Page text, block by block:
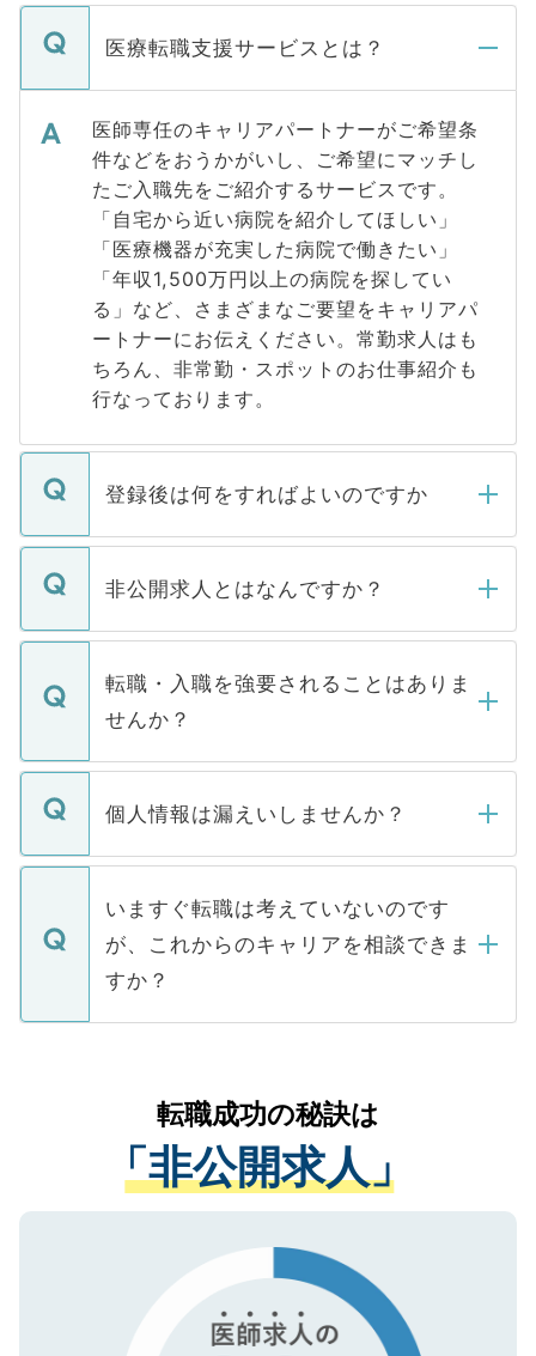
医療転職支援サービスとは？
医師専任のキャリアパートナーがご希望条
件などをおうかがいし、ご希望にマッチし
たご入職先をご紹介するサービスです。
「自宅から近い病院を紹介してほしい」
「医療機器が充実した病院で働きたい」
「年収1,500万円以上の病院を探してい
る」など、さまざまなご要望をキャリアパ
ートナーにお伝えください。常勤求人はも
ちろん、非常勤・スポットのお仕事紹介も
行なっております。
登録後は何をすればよいのですか
ご登録いただきましたら、弊社担当者がご
登録内容を確認し、その後メールもしくは
ます。通常、5営業日以内にはご連絡をせて
いただきますので、しばらくお待ちくださ
非公開求人とはなんですか？
マイナビDOCTORで取り扱っている求人の
うち約3割は、Webサイトからご覧いただ
けない「非公開求人」です。非公開求人は
下記の理由によって、一般には公開してい
ません。
■応募殺到を避けるため 人気のある医療機
関を公にしてしまうと、応募が殺到する場
に、医療機関が求める条件に合った人材の
みを人材紹介会社に依頼するケースが増え
ています。
転職・入職を強要されることはありま
せんか？
転職・入職を強要することは一切ありませ
ん。また、仮に応募先から内定をいただい
定を承諾する必要はありません。内定先へ
の辞退の連絡はキャリアパートナーが行い
個人情報は漏えいしませんか？
個人情報が漏えいすることはありませんの
で、ご安心ください。当サイトからの登録
などで収集したご登録者様の個人情報は、
ご本人のキャリアアップおよび転職活動の
支援を目的に使用いたします。お預かりし
ているすべての個人データはご本人の許可
は、個人情報の取り扱いについての厳密な
管理基準を満たした事業者のみに付与され
る、プライバシーマークを取得済みです。
で、機密保持に関してもご安心ください。
いますぐ転職は考えていないのです
が、これからのキャリアを相談できま
すか？
かがいして、現在の医療機関の状況や紹介
経験をまじえながら、適切なアドバイスを
させていただきます。すぐにご転職をされ
ない方には、長期的なサポートが可能です
ので、まずはご登録ください。
転職成功の秘訣は
「非公開求人」